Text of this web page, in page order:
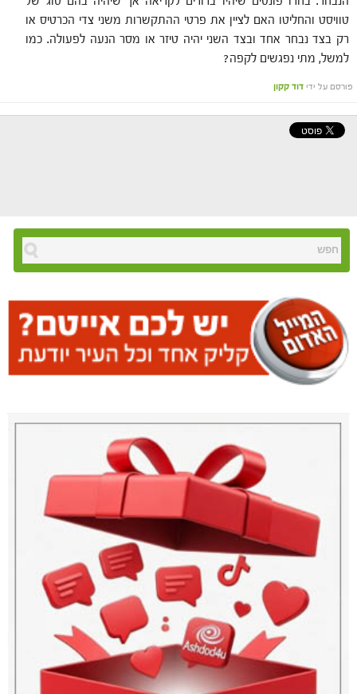
טוויסט והחליטו האם לציין את פרטי ההתקשרות משני צדי הכרטיס או
רק בצד נבחר אחד ובצד השני יהיה טיזר או מסר הנעה לפעולה. כמו
למשל, מתי נפגשים לקפה?
פורסם על ידי דוד קקון